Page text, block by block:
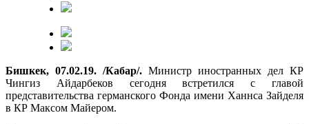
Бишкек, 07.02.19. /Кабар/. Министр иностранных дел КР
Чингиз Айдарбеков сегодня встретился с главой
представительства германского Фонда имени Ханнса Зайделя
в КР Максом Майером.